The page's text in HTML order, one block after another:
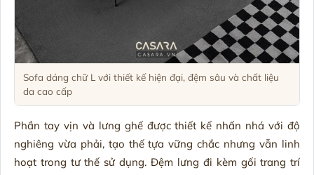
Sofa dáng chữ L với thiết kế hiện đại, đệm sâu và chất liệu
da cao cấp
Phần tay vịn và lưng ghế được thiết kế nhấn nhá với độ
nghiêng vừa phải, tạo thế tựa vững chắc nhưng vẫn linh
hoạt trong tư thế sử dụng. Đệm lưng đi kèm gối trang trí